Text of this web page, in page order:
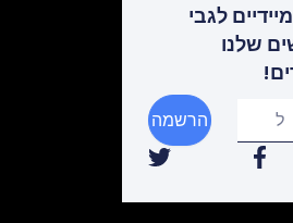
לגבי
שלנו
הרשמה
F
c
T
i